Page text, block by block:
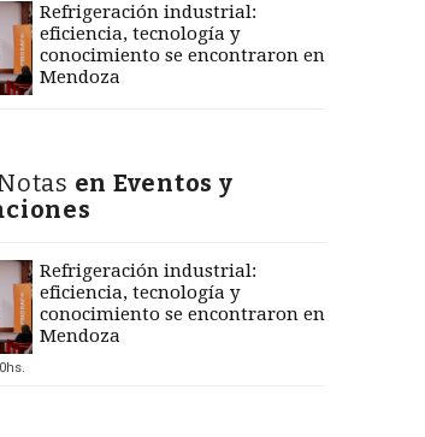
Refrigeración industrial:
eficiencia, tecnología y
conocimiento se encontraron en
Mendoza
en Eventos y
Refrigeración industrial:
eficiencia, tecnología y
conocimiento se encontraron en
Mendoza